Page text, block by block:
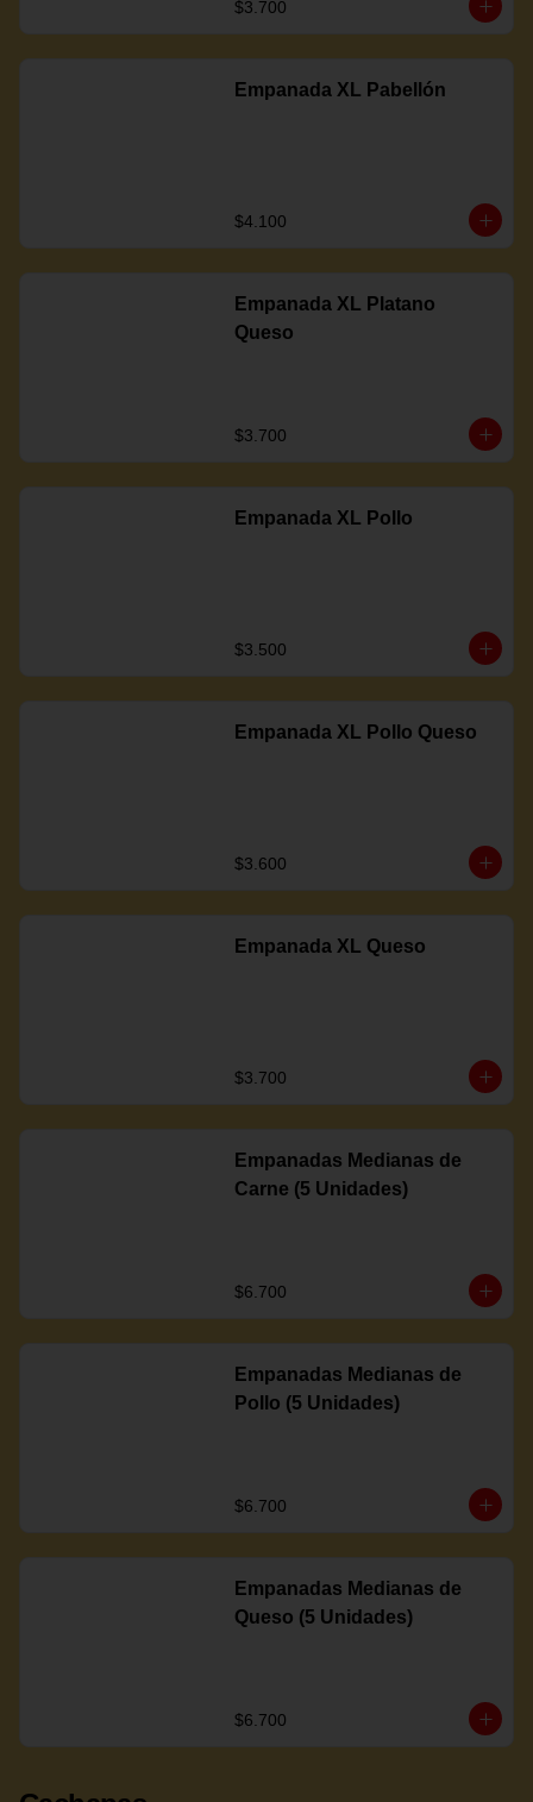
$3.700
Empanada XL Pabellón
$4.100
Empanada XL Platano
Queso
$3.700
Empanada XL Pollo
$3.500
Empanada XL Pollo Queso
$3.600
Empanada XL Queso
$3.700
Empanadas Medianas de
Carne (5 Unidades)
$6.700
Empanadas Medianas de
Pollo (5 Unidades)
$6.700
Empanadas Medianas de
Queso (5 Unidades)
$6.700